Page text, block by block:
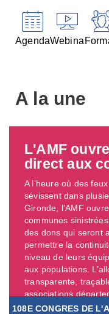
AgendaWebinaires
A la une
L'AMF
direct aux
A l’heure où des
sévissent dans
Gironde, l’AMF
communes
des dons qui seront
permettre la
niveau de leurs
aux populations.
transparente,
associations
108E CONGRES DE